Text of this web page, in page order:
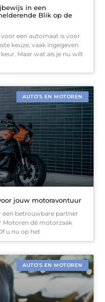
in een
Blik op de
een automaat is voor
keuze, vaak ingegeven
Maar wat als je nu wilt
AUTO’S EN MOTOREN
jouw motoravontuur
een betrouwbare partner
Motoren dé motorzaak
u nu op het
AUTO’S EN MOTOREN